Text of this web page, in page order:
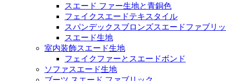
スエード ファー生地と青銅色
フェイクスエードテキスタイル
スパンデックスブロンズスエードファブリ
スエード生地
室内装飾スエード生地
フェイクファーとスエードボンド
ソファスエード生地